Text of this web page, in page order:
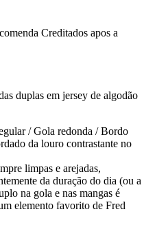
Creditados apos a
duplas em jersey de algodão
/ Gola redonda / Bordo
da louro contrastante no
limpas e arejadas,
da duração do dia (ou a
na gola e nas mangas é
elemento favorito de Fred